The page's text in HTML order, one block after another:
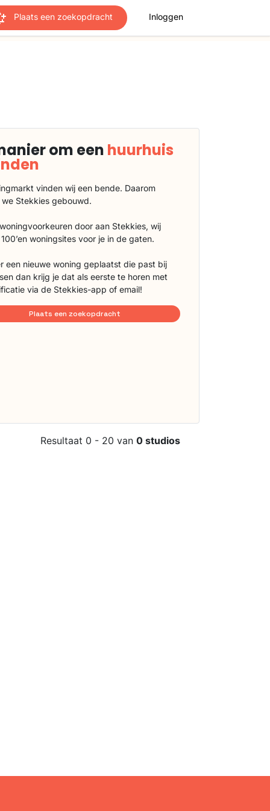
Plaats een zoekopdracht Inloggen
om een huurhuis
vinden wij een bende. Daarom
Stekkies gebouwd.
door aan Stekkies, wij
woningsites voor je in de gaten.
een nieuwe woning geplaatst die past bij
dan krijg je dat als eerste te horen met
via de Stekkies-app of email!
Plaats een zoekopdracht
Resultaat 0 - 20 van 0 studios